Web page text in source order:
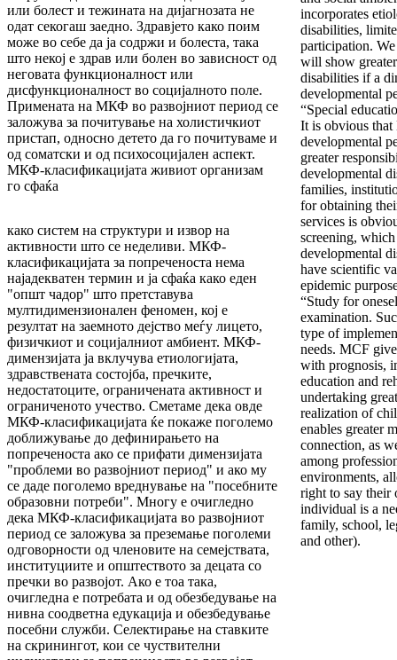
incorporates
disabilities,
participation.
will show
disabilities if a
developmental
“Special
It is obvious
developmental
greater
developmental
families,
for obtaining
services is
screening,
developmental
have scientific
epidemic
“Study for
examination.
type of
needs. MCF
with prognosis,
education and
undertaking
realization of
enables greater
connection, as
among
environments,
right to say their
individual is a
family, school,
and other).
или болест и тежината на дијагнозата не
одат секогаш заедно. Здравјето како поим
може во себе да ја содржи и болеста, така
што некој е здрав или болен во зависност од
неговата функционалност или
дисфункционалност во социјалното поле.
Примената на МКФ во развојниот период се
заложува за почитување на холистичкиот
пристап, односно детето да го почитуваме и
од соматски и од психосоцијален аспект.
МКФ-класификацијата живиот организам
го сфаќа
како систем на структури и извор на
активности што се неделиви. МКФ-
класификацијата за попреченоста нема
најадекватен термин и ја сфаќа како еден
"општ чадор" што претставува
мултидимензионален феномен, кој е
резултат на заемното дејство меѓу лицето,
физичкиот и социјалниот амбиент. МКФ-
димензијата ја вклучува етиологијата,
здравствената состојба, пречките,
недостатоците, ограничената активност и
ограниченото учество. Сметаме дека овде
МКФ-класификацијата ќе покаже поголемо
доближување до дефинирањето на
попреченоста ако се прифати димензијата
"проблеми во развојниот период" и ако му
се даде поголемо вреднување на "посебните
образовни потреби". Многу е очигледно
дека МКФ-класификацијата во развојниот
период се заложува за преземање поголеми
одговорности од членовите на семејствата,
институциите и општеството за децата со
пречки во развојот. Ако е тоа така,
очигледна е потребата и од обезбедување на
нивна соодветна едукација и обезбедување
посебни служби. Селектирање на ставките
на скринингот, кои се чуствителни